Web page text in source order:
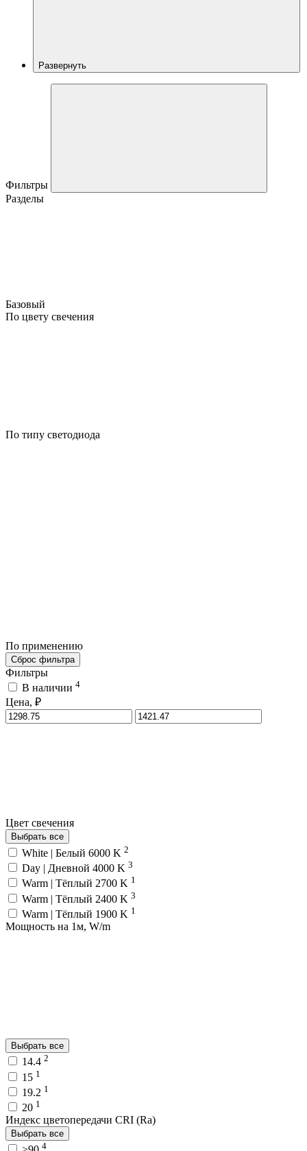
Развернуть
Фильтры
Разделы
Базовый
По цвету свечения
По типу светодиода
По применению
Сброс фильтра
Фильтры
В наличии 4
Цена, ₽
Цвет свечения
Выбрать все
White | Белый 6000 K 2
Day | Дневной 4000 K 3
Warm | Тёплый 2700 K 1
Warm | Тёплый 2400 K 3
Warm | Тёплый 1900 K 1
Мощность на 1м, W/m
Выбрать все
14.4 2
15 1
19.2 1
20 1
Индекс цветопередачи CRI (Ra)
Выбрать все
4